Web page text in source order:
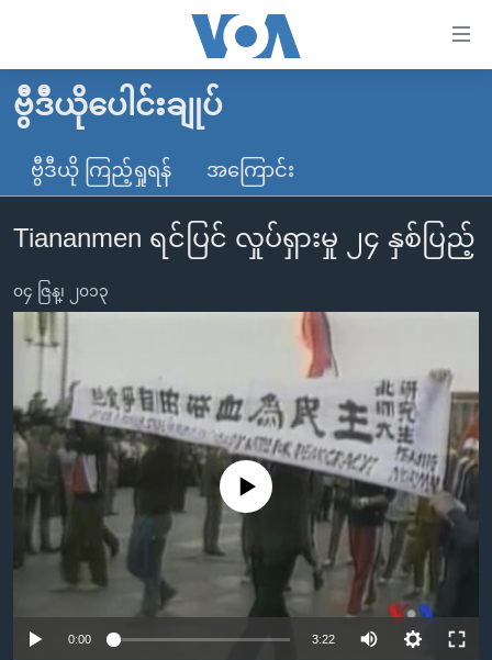
လွယ်ကူ
စေ
သည့်
များ
ပင်မ
ကြည့်
ရန်
ပင်မ
စာမျက်နှာ
ကျော်
ကြည့်
မူလစာမျက်နှာ
မြန်မာ
ကမ္ဘာ့သတင်းများ
နိုင်ငံတကာ
တရုတ်
အစ္စရေး-ပါလက်စတိုင်း
ဗွီဒီယို
ရပ်ဝန်းတခု လမ်းတခု အလွန်
အင်္ဂလိပ်စာလေ့လာမယ်
အမေရိကန်သုံးအီဒီယံ
မကြေးမုံရဲ့ အင်္ဂလိပ်စာ
ရုပ်ရှင်ထဲက အင်္ဂလိပ်စာ
သုတပဒေသာ အင်္ဂလိပ်စာ
အပတ်စဉ်ကဏ္ဍများ
ရေဒီယို
ရေဒီယိုနှင့်ရုပ်သံ အချက်အလက်များ
ရေဒီယို/တီဗွီအစီအစဉ်
Learning English
ဗွီအိုအေ လူမှုကွန်ယက်များ
ဗွီဒီယိုပေါင်းချုပ်
ဗွီဒီယို ကြည့်ရှုရန် အကြောင်း
Tiananmen ရင်ပြင် လှုပ်ရှားမှု ၂၄ နှစ်ပြည့်
၀၄ ဇြန္၊ ၂၀၁၃
No media source currently available
0:00 3:22